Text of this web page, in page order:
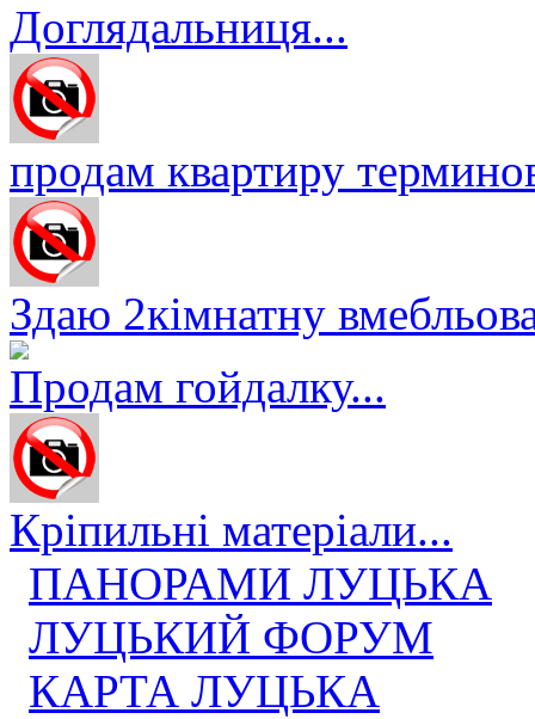
Доглядальниця...
продам квартиру
Здаю 2кімнатну
Продам гойдалку...
Кріпильні матеріали...
ПАНОРАМИ ЛУЦЬКА
ЛУЦЬКИЙ ФОРУМ
КАРТА ЛУЦЬКА